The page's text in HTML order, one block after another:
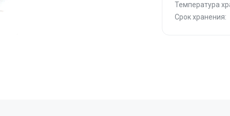
Температура
Срок хранения: